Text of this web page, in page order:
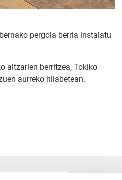
pergola berria instalatu
altzarien berritzea, Tokiko
aurreko hilabetean.